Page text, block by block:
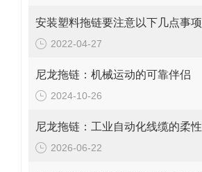
安装塑料拖链要注意以下几点事项
2022-04-27
尼龙拖链：机械运动的可靠伴侣
2024-10-26
2026-06-22